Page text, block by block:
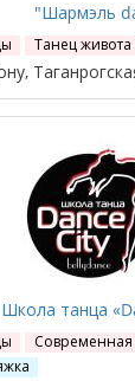
"Шармэль
Танец живота
Школа танца